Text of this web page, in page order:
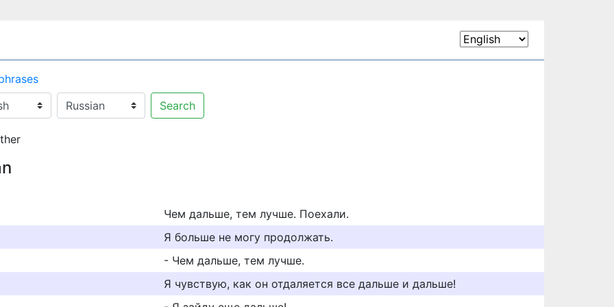
Search
Чем дальше, тем лучше. Поехали.
Я больше не могу продолжать.
- Чем дальше, тем лучше.
Я чувствую, как он отдаляется все дальше и дальше!